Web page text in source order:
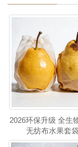
2026环保升级 全生
无纺布水果套袋